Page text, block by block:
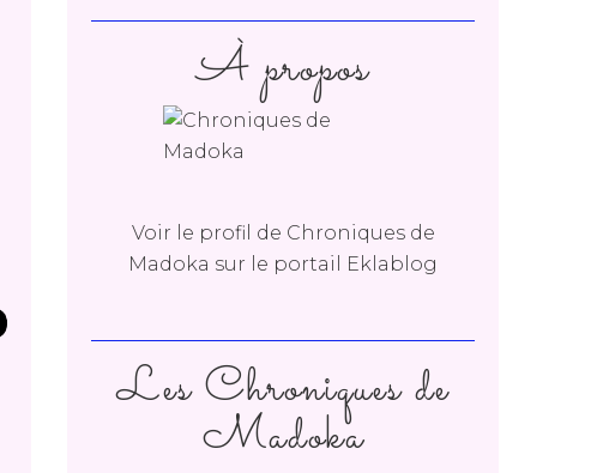
Les Chroniques de
Madoka
À propos
Voir le profil de Chroniques de
Madoka sur le portail Eklablog